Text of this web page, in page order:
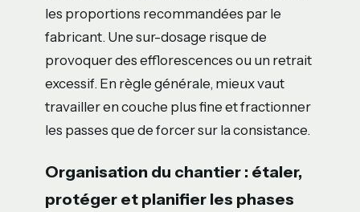
les proportions recommandées par le
fabricant. Une sur-dosage risque de
provoquer des efflorescences ou un retrait
excessif. En règle générale, mieux vaut
travailler en couche plus fine et fractionner
les passes que de forcer sur la consistance.
Organisation du chantier : étaler,
protéger et planifier les phases